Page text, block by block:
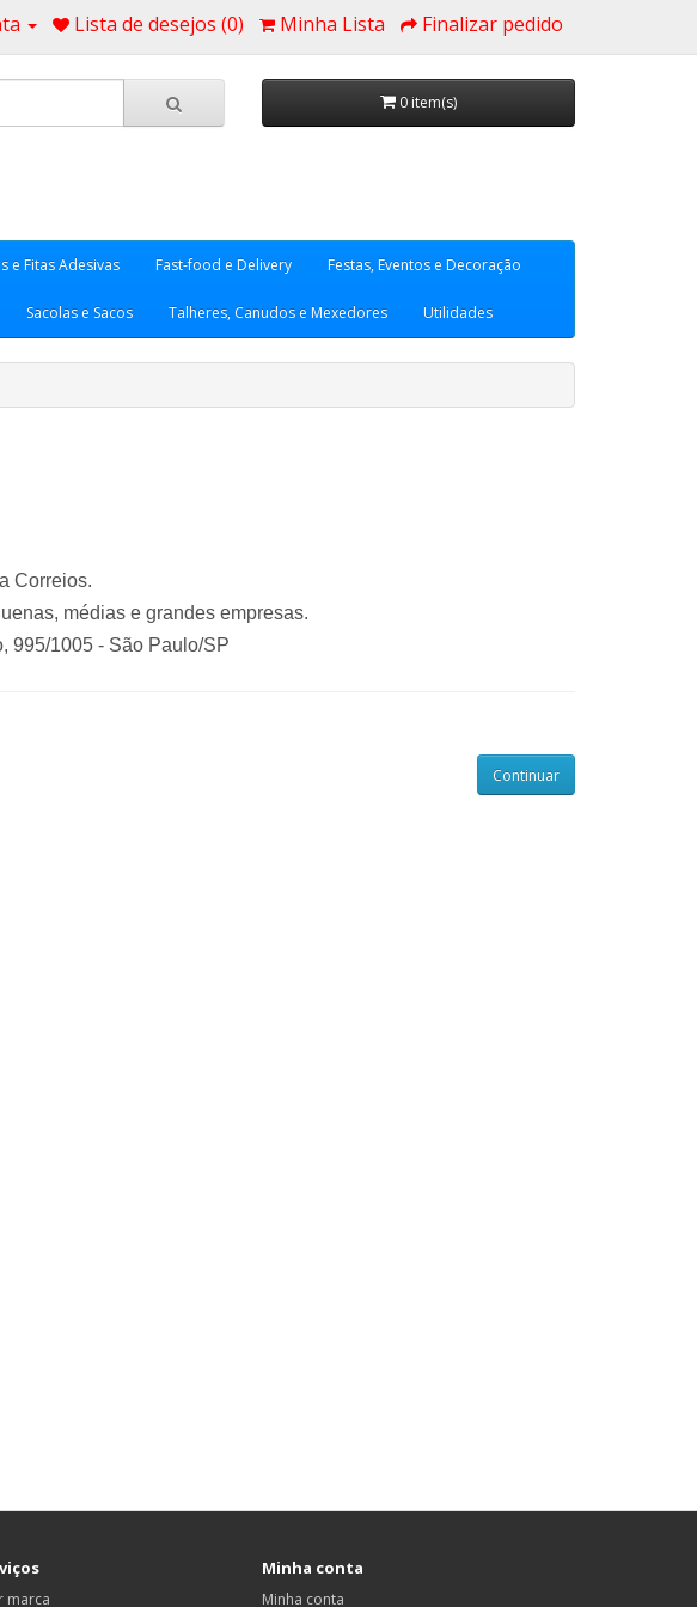
Lista de desejos (0) Minha Lista Finalizar pedido
0 item(s)
e Fitas Adesivas Fast-food e Delivery Festas, Eventos e Decoração
Sacolas e Sacos Talheres, Canudos e Mexedores Utilidades
Correios.
médias e grandes empresas.
995/1005 - São Paulo/SP
Continuar
marca
Minha conta
Minha conta